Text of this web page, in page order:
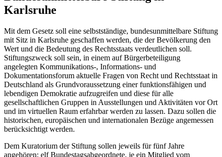
Karlsruhe
Mit dem Gesetz soll eine selbstständige, bundesunmittelbare Stiftung
mit Sitz in Karlsruhe geschaffen werden, die der Bevölkerung den
Wert und die Bedeutung des Rechtsstaats verdeutlichen soll.
Stiftungszweck soll sein, in einem auf Bürgerbeteiligung
angelegten Kommunikations-, Informations- und
Dokumentationsforum aktuelle Fragen von Recht und Rechtsstaat in
Deutschland als Grundvoraussetzung einer funktionsfähigen und
lebendigen Demokratie aufzugreifen und diese für alle
gesellschaftlichen Gruppen in Ausstellungen und Aktivitäten vor Ort
und im virtuellen Raum erfahrbar werden zu lassen. Dazu sollen die
historischen, europäischen und internationalen Bezüge angemessen
berücksichtigt werden.
Dem Kuratorium der Stiftung sollen jeweils für fünf Jahre
angehören: elf Bundestagsabgeordnete, je ein Mitglied vom